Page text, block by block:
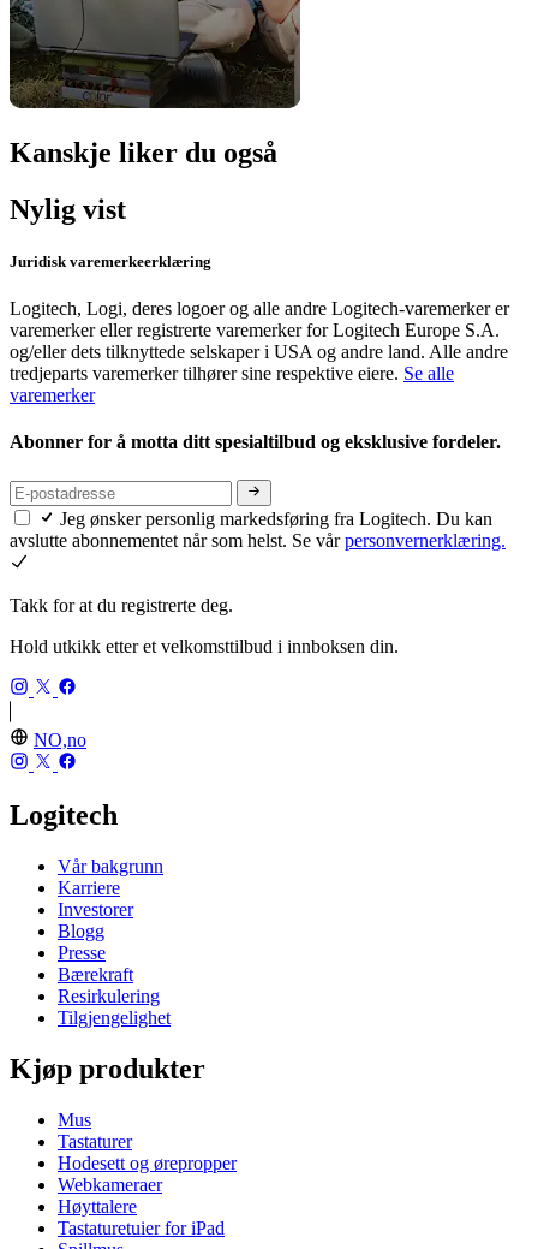
Kanskje liker du også
Nylig vist
Juridisk varemerkeerklæring
Logitech, Logi, deres logoer og alle andre Logitech-varemerker er
varemerker eller registrerte varemerker for Logitech Europe S.A.
og/eller dets tilknyttede selskaper i USA og andre land. Alle andre
tredjeparts varemerker tilhører sine respektive eiere. Se alle
varemerker
Abonner for å motta ditt spesialtilbud og eksklusive fordeler.
Jeg ønsker personlig markedsføring fra Logitech. Du kan
avslutte abonnementet når som helst. Se vårpersonvernerklæring.
Takk for at du registrerte deg.
Hold utkikk etter et velkomsttilbud i innboksen din.
NO,no
Logitech
Vår bakgrunn
Karriere
Investorer
Blogg
Presse
Bærekraft
Resirkulering
Tilgjengelighet
Kjøp produkter
Mus
Tastaturer
Hodesett og ørepropper
Webkameraer
Høyttalere
Tastaturetuier for iPad